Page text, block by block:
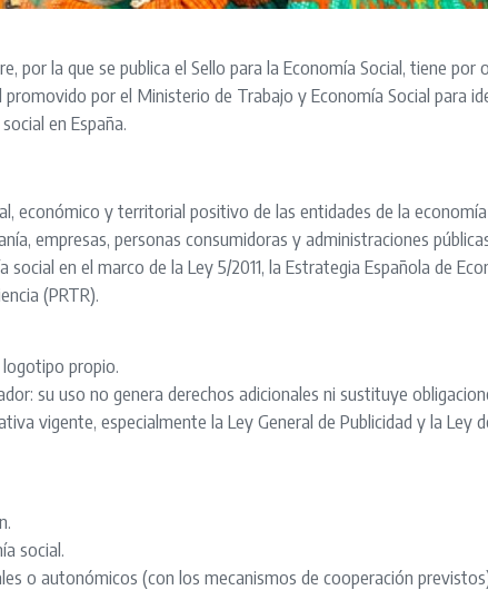
por la que se publica el Sello para la Economía Social, tiene por
por el Ministerio de Trabajo y Economía Social para
en España.
económico y territorial positivo de las entidades de la
empresas, personas consumidoras y administraciones
en el marco de la Ley 5/2011, la Estrategia Española de
(PRTR).
propio.
su uso no genera derechos adicionales ni sustituye
vigente, especialmente la Ley General de Publicidad y la Ley
social.
o autonómicos (con los mecanismos de cooperación